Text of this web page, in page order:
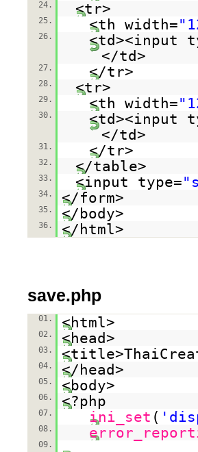
24. <tr>
25. <th width=
26.
<td><input
</td>
27. </tr>
28. <tr>
29. <th width=
30.
<td><input
</td>
31. </tr>
32. </table>
33. <input type=
34. </form>
35. </body>
36. </html>
save.php
01. <html>
02. <head>
03.
04. </head>
05. <body>
06. <?php
07. ini_set (
08.
09.